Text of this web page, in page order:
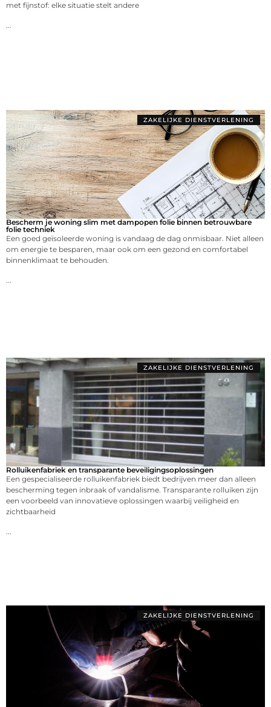
met fijnstof: elke situatie stelt andere
ZAKELIJKE DIENSTVERLENING
Bescherm je woning slim met dampopen folie binnen betrouwbare
folie techniek
Een goed geïsoleerde woning is vandaag de dag onmisbaar. Niet alleen
om energie te besparen, maar ook om een gezond en comfortabel
binnenklimaat te behouden.
ZAKELIJKE DIENSTVERLENING
Rolluikenfabriek en transparante beveiligingsoplossingen
Een gespecialiseerde rolluikenfabriek biedt bedrijven meer dan alleen
bescherming tegen inbraak of vandalisme. Transparante rolluiken zijn
een voorbeeld van innovatieve oplossingen waarbij veiligheid en
zichtbaarheid
ZAKELIJKE DIENSTVERLENING